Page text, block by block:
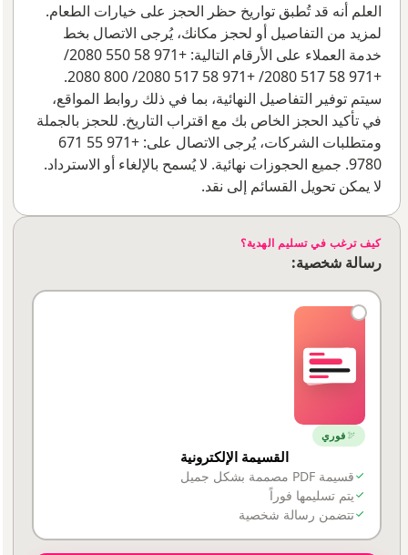
العلم أنه قد تُطبق تواريخ حظر الحجز على خيارات الطعام.
لمزيد من التفاصيل أو لحجز مكانك، يُرجى الاتصال بخط
خدمة العملاء على الأرقام التالية: +971 58 550 2080/
+971 58 517 2080/ +971 58 517 2080/ 800 2080.
سيتم توفير التفاصيل النهائية، بما في ذلك روابط المواقع،
في تأكيد الحجز الخاص بك مع اقتراب التاريخ. للحجز بالجملة
ومتطلبات الشركات، يُرجى الاتصال على: +971 55 671
9780. جميع الحجوزات نهائية. لا يُسمح بالإلغاء أو الاسترداد.
لا يمكن تحويل القسائم إلى نقد.
كيف ترغب في تسليم الهدية؟
رسالة شخصية:
فوري
القسيمة الإلكترونية
قسيمة PDF مصممة بشكل جميل
يتم تسليمها فوراً
تتضمن رسالة شخصية